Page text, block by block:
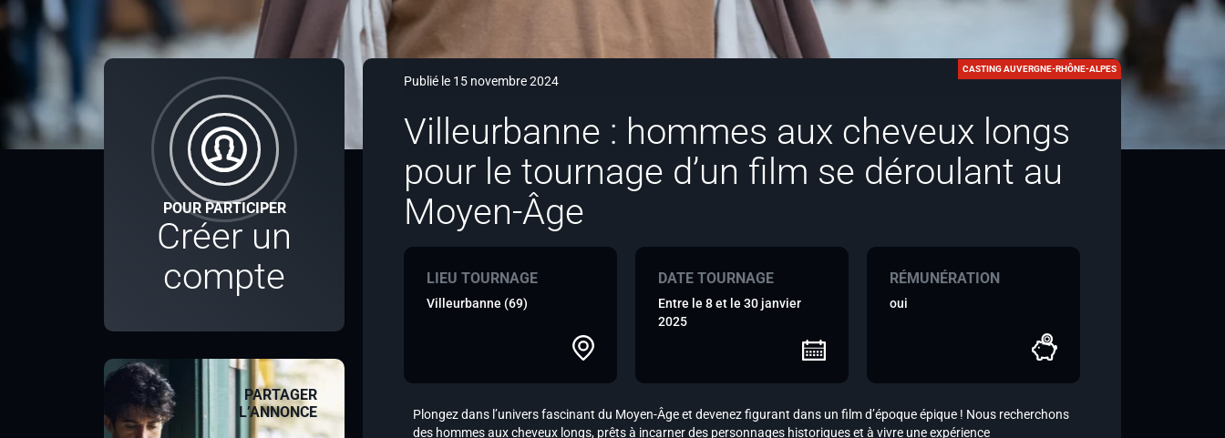
POUR PARTICIPER
Créer un
compte
PARTAGER
L’ANNONCE
Publié le 15 novembre 2024
CASTING AUVERGNE-RHÔNE-ALPES
Villeurbanne : hommes aux cheveux longs
pour le tournage d’un film se déroulant au
Moyen-Âge
LIEU TOURNAGE
Villeurbanne (69)
DATE TOURNAGE
Entre le 8 et le 30 janvier
2025
RÉMUNÉRATION
oui
Plongez dans l’univers fascinant du Moyen-Âge et devenez figurant dans un film d’époque épique ! Nous recherchons
des hommes aux cheveux longs, prêts à incarner des personnages historiques et à vivre une expérience